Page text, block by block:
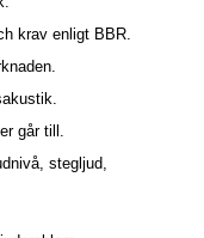
krav enligt BBR.
går till.
stegljud,